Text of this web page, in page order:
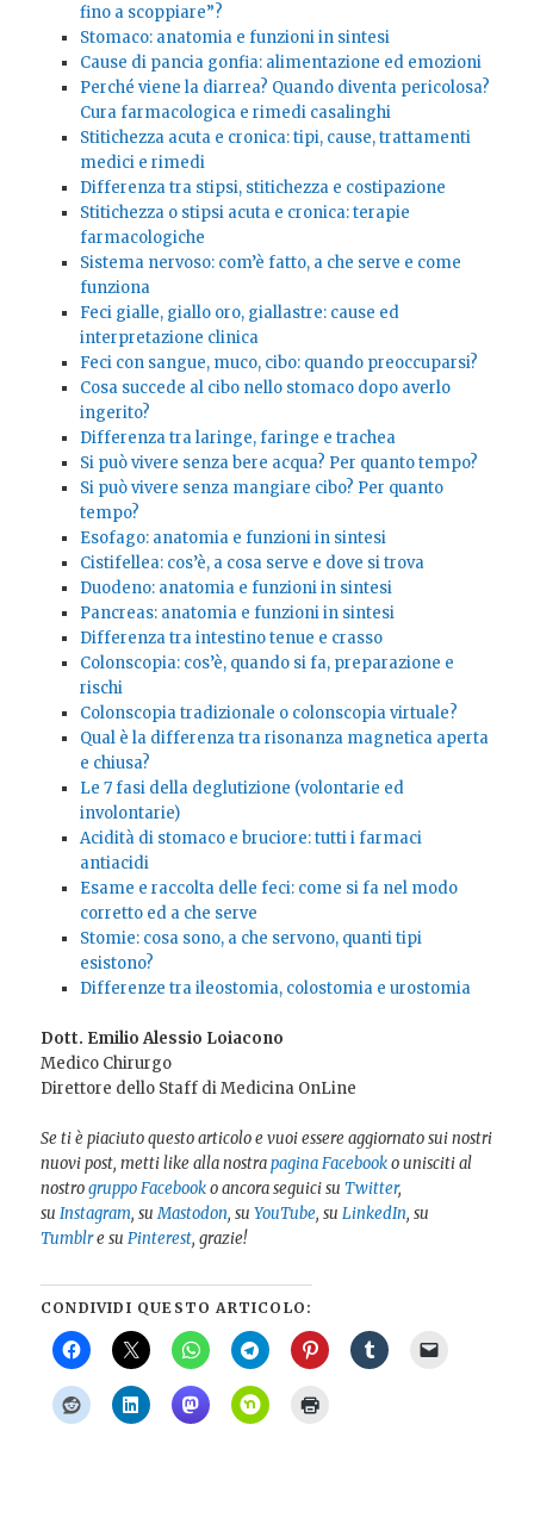
fino a scoppiare”?
Stomaco: anatomia e funzioni in sintesi
Cause di pancia gonfia: alimentazione ed emozioni
Perché viene la diarrea? Quando diventa pericolosa?
Cura farmacologica e rimedi casalinghi
Stitichezza acuta e cronica: tipi, cause, trattamenti
medici e rimedi
Differenza tra stipsi, stitichezza e costipazione
Stitichezza o stipsi acuta e cronica: terapie
farmacologiche
Sistema nervoso: com’è fatto, a che serve e come
funziona
Feci gialle, giallo oro, giallastre: cause ed
interpretazione clinica
Feci con sangue, muco, cibo: quando preoccuparsi?
Cosa succede al cibo nello stomaco dopo averlo
ingerito?
Differenza tra laringe, faringe e trachea
Si può vivere senza bere acqua? Per quanto tempo?
Si può vivere senza mangiare cibo? Per quanto
tempo?
Esofago: anatomia e funzioni in sintesi
Cistifellea: cos’è, a cosa serve e dove si trova
Duodeno: anatomia e funzioni in sintesi
Pancreas: anatomia e funzioni in sintesi
Differenza tra intestino tenue e crasso
Colonscopia: cos’è, quando si fa, preparazione e
rischi
Colonscopia tradizionale o colonscopia virtuale?
Qual è la differenza tra risonanza magnetica aperta
e chiusa?
Le 7 fasi della deglutizione (volontarie ed
involontarie)
Acidità di stomaco e bruciore: tutti i farmaci
antiacidi
Esame e raccolta delle feci: come si fa nel modo
corretto ed a che serve
Stomie: cosa sono, a che servono, quanti tipi
esistono?
Differenze tra ileostomia, colostomia e urostomia
Dott. Emilio Alessio Loiacono
Medico Chirurgo
Direttore dello Staff di Medicina OnLine
Se ti è piaciuto questo articolo e vuoi essere aggiornato sui nostri
nuovi post, metti like alla nostrapagina Facebooko unisciti al
nostrogruppo Facebooko ancora seguici suTwitter,
suInstagram, suMastodon, suYouTube, suLinkedIn, su
Tumblre suPinterest, grazie!
CONDIVIDI QUESTO ARTICOLO: